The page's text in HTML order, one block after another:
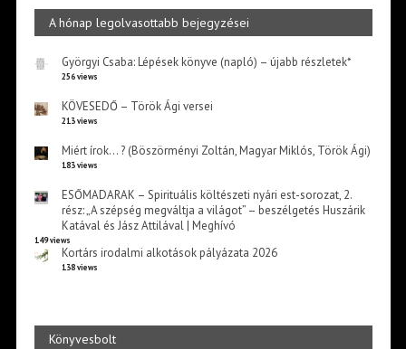
A hónap legolvasottabb bejegyzései
Györgyi Csaba: Lépések könyve (napló) – újabb részletek*
256 views
KÖVESEDŐ – Török Ági versei
213 views
Miért írok… ? (Böszörményi Zoltán, Magyar Miklós, Török Ági)
183 views
ESŐMADARAK – Spirituális költészeti nyári est-sorozat, 2.
rész: „A szépség megváltja a világot” – beszélgetés Huszárik
Katával és Jász Attilával | Meghívó
149 views
Kortárs irodalmi alkotások pályázata 2026
138 views
Könyvesbolt